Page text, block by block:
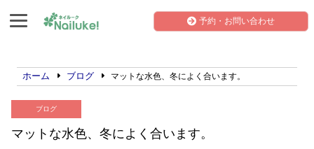
予約・お問い合わせ
ホーム ブログ マットな水色、冬によく合います。
ブログ
マットな水色、冬によく合います。